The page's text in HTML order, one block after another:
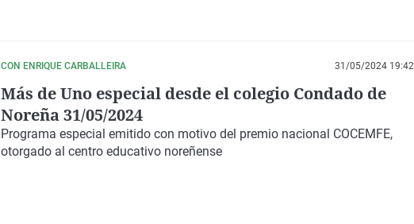
CON ENRIQUE CARBALLEIRA 31/05/2024 19:42
Más de Uno especial desde el colegio Condado de
Noreña 31/05/2024
Programa especial emitido con motivo del premio nacional COCEMFE,
otorgado al centro educativo noreñense